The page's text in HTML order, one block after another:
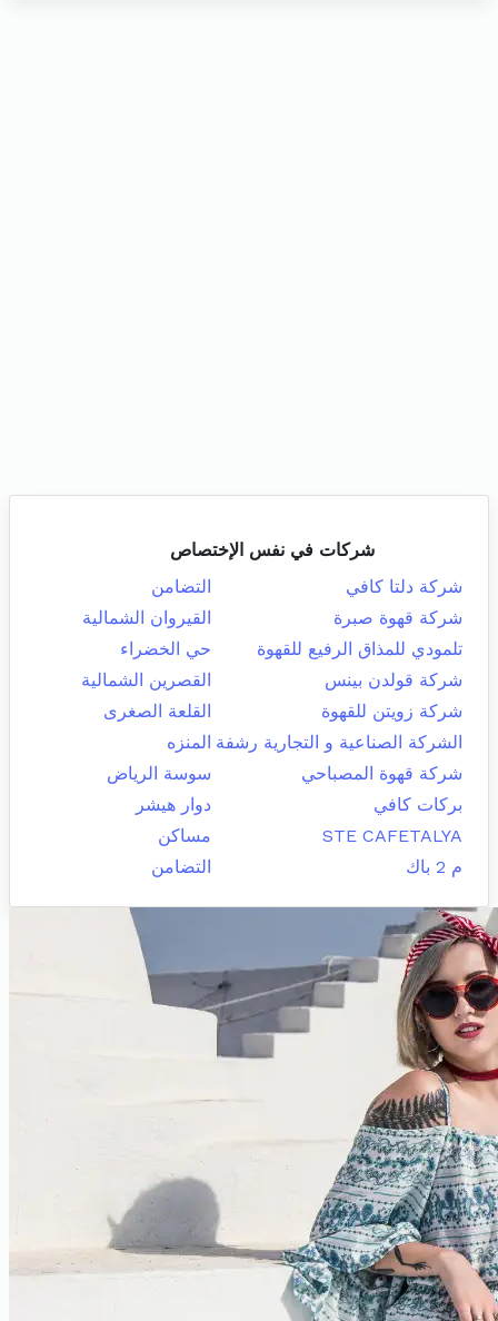
شركات في نفس الإختصاص
شركة دلتا كافي
التضامن
شركة قهوة صبرة
القيروان الشمالية
تلمودي للمذاق الرفيع للقهوة
حي الخضراء
شركة قولدن بينس
القصرين الشمالية
شركة زويتن للقهوة
القلعة الصغرى
الشركة الصناعية و التجارية رشفة المنزه
شركة قهوة المصباحي
سوسة الرياض
بركات كافي
دوار هيشر
STE CAFETALYA
مساكن
م 2 باك
التضامن